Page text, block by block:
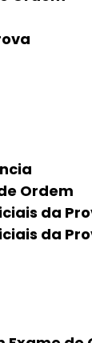
Ordem
da
da